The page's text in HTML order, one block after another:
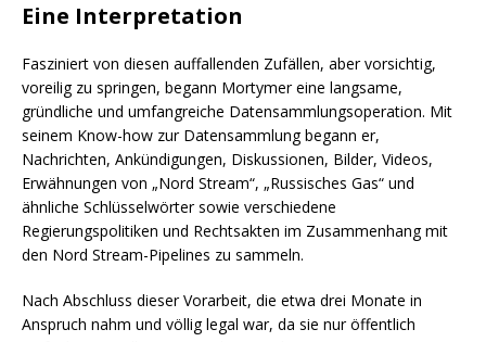
Eine Interpretation
Fasziniert von diesen auffallenden Zufällen, aber vorsichtig,
voreilig zu springen, begann Mortymer eine langsame,
gründliche und umfangreiche Datensammlungsoperation. Mit
seinem Know-how zur Datensammlung begann er,
Nachrichten, Ankündigungen, Diskussionen, Bilder, Videos,
Erwähnungen von „Nord Stream“, „Russisches Gas“ und
ähnliche Schlüsselwörter sowie verschiedene
Regierungspolitiken und Rechtsakten im Zusammenhang mit
den Nord Stream-Pipelines zu sammeln.
Nach Abschluss dieser Vorarbeit, die etwa drei Monate in
Anspruch nahm und völlig legal war, da sie nur öffentlich